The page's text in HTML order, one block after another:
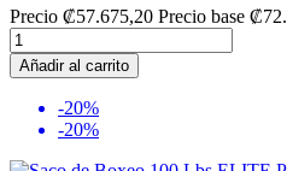
Precio ₡57.675,20 Precio base
Añadir al carrito
-20%
-20%